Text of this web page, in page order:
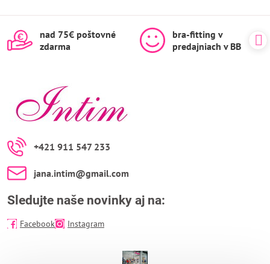
nad 75€ poštovné
zdarma
bra-fitting v
predajniach v BB
+421 911 547 233
jana​.intim​@gmail​.com
Sledujte naše novinky aj na:
Facebook Instagram